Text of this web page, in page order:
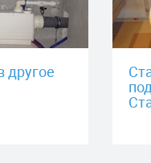
другое